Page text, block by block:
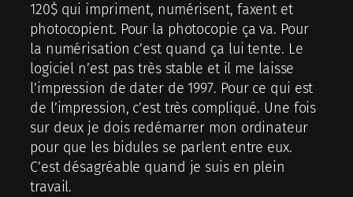
120$ qui impriment, numérisent, faxent et
photocopient. Pour la photocopie ça va. Pour
la numérisation c’est quand ça lui tente. Le
logiciel n’est pas très stable et il me laisse
l’impression de dater de 1997. Pour ce qui est
de l’impression, c’est très compliqué. Une fois
sur deux je dois redémarrer mon ordinateur
pour que les bidules se parlent entre eux.
C’est désagréable quand je suis en plein
travail.